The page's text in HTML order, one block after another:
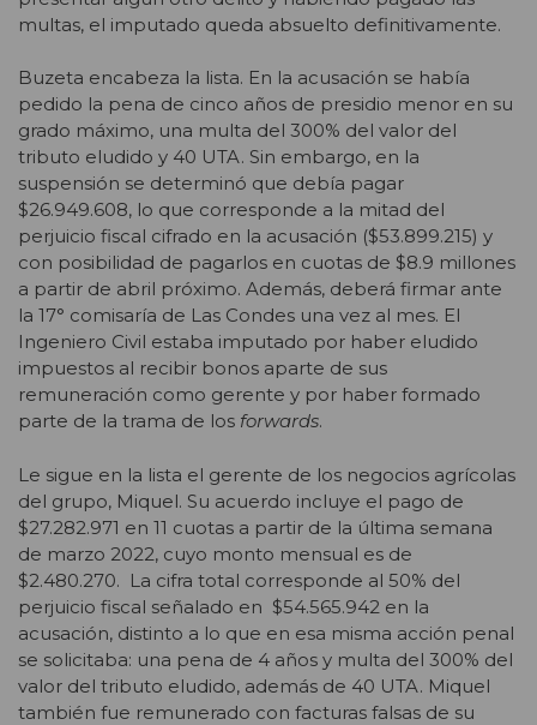
multas, el imputado queda absuelto definitivamente.
Buzeta encabeza la lista. En la acusación se había
pedido la pena de cinco años de presidio menor en su
grado máximo, una multa del 300% del valor del
tributo eludido y 40 UTA. Sin embargo, en la
suspensión se determinó que debía pagar
$26.949.608, lo que corresponde a la mitad del
perjuicio fiscal cifrado en la acusación ($53.899.215) y
con posibilidad de pagarlos en cuotas de $8.9 millones
a partir de abril próximo. Además, deberá firmar ante
la 17° comisaría de Las Condes una vez al mes. El
Ingeniero Civil estaba imputado por haber eludido
impuestos al recibir bonos aparte de sus
remuneración como gerente y por haber formado
parte de la trama de los forwards.
Le sigue en la lista el gerente de los negocios agrícolas
del grupo, Miquel. Su acuerdo incluye el pago de
$27.282.971 en 11 cuotas a partir de la última semana
de marzo 2022, cuyo monto mensual es de
$2.480.270. La cifra total corresponde al 50% del
perjuicio fiscal señalado en $54.565.942 en la
acusación, distinto a lo que en esa misma acción penal
se solicitaba: una pena de 4 años y multa del 300% del
valor del tributo eludido, además de 40 UTA. Miquel
también fue remunerado con facturas falsas de su